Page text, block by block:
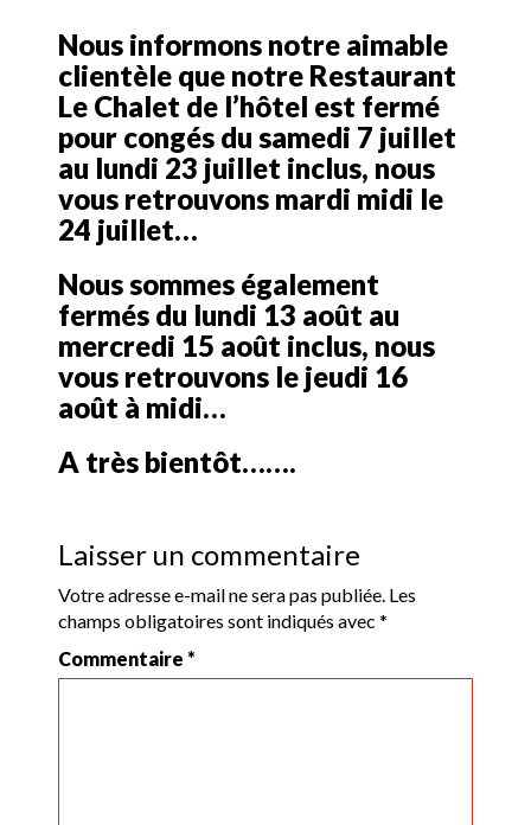
Nous informons notre aimable
clientèle que notre Restaurant
Le Chalet de l’hôtel est fermé
pour congés du samedi 7 juillet
au lundi 23 juillet inclus, nous
vous retrouvons mardi midi le
24 juillet…
Nous sommes également
fermés du lundi 13 août au
mercredi 15 août inclus, nous
vous retrouvons le jeudi 16
août à midi…
A très bientôt…….
Laisser un commentaire
Votre adresse e-mail ne sera pas publiée. Les
champs obligatoires sont indiqués avec*
Commentaire*